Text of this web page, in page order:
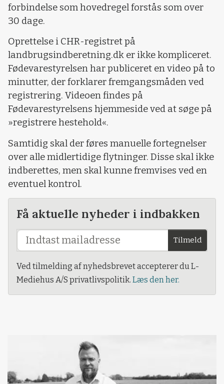
forbindelse som hovedregel forstås som over
30 dage.
Oprettelse i CHR-registret på
landbrugsindberetning.dk er ikke kompliceret.
Fødevarestyrelsen har publiceret en video på to
minutter, der forklarer fremgangsmåden ved
registrering. Videoen findes på
Fødevarestyrelsens hjemmeside ved at søge på
»registrere hestehold«.
Samtidig skal der føres manuelle fortegnelser
over alle midlertidige flytninger. Disse skal ikke
indberettes, men skal kunne fremvises ved en
eventuel kontrol.
Få aktuelle nyheder i indbakken
Tilmeld
Ved tilmelding af nyhedsbrevet accepterer du L-
Mediehus A/S privatlivspolitik. Læs den her.